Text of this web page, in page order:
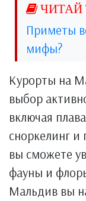
Приметы
мифы?
Курорты на
выбор
включая
сноркелинг и
вы сможете
фауны и
Мальдив вы